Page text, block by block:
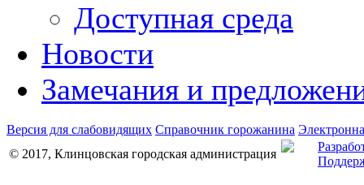
Доступная среда
Новости
Замечания и
Версия для слабовидящих Справочник горожанина
© 2017, Клинцовская городская администрация